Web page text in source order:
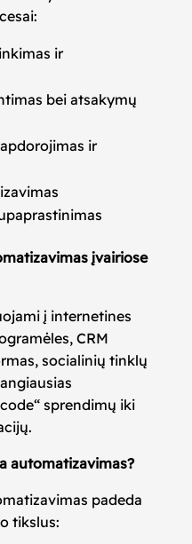
ir
bei atsakymų
ir
įvairiose
į internetines
CRM
socialinių tinklų
sprendimų iki
automatizavimas?
padeda
tikslus: